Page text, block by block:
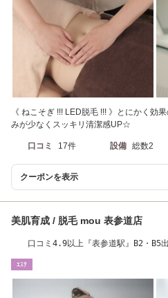
《 ねこそぎ !!! LED脱毛 !!! 》とにかく効
みが少なくスッキリ清潔感UP☆
口コミ 17件 設備 総数2
クーポンを表示
美肌育成 / 脱毛 mou 表参道店
口コミ4.9以上『表参道駅』B2・B5
ｴｽﾃ